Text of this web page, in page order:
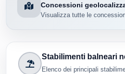
Concessioni
Visualizza tutte le
Stabilimenti balneari
Elenco dei principali